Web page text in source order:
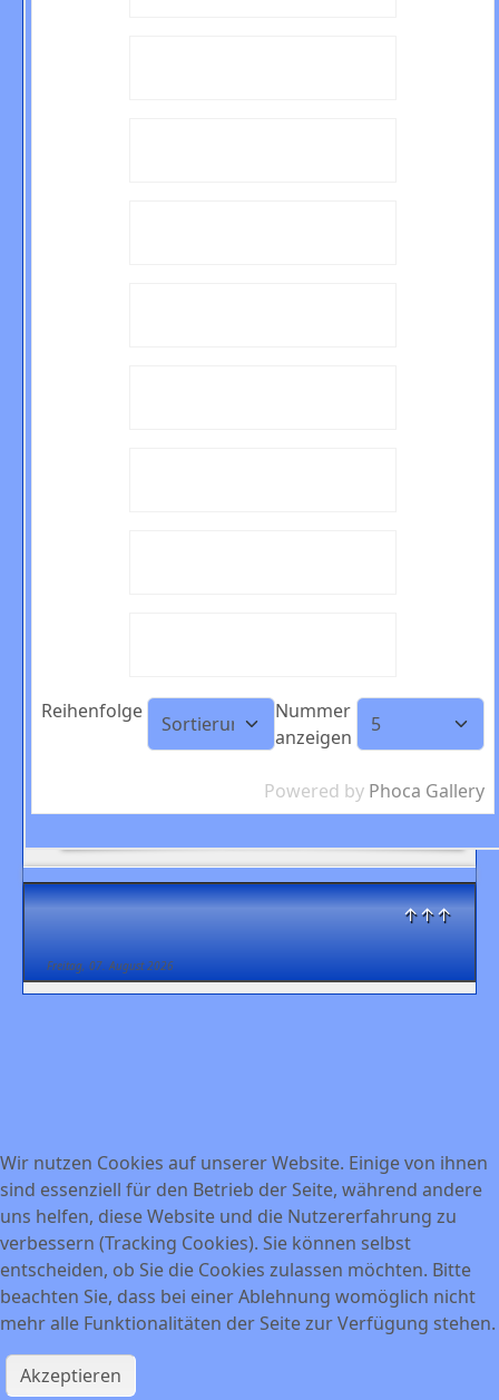
↑↑↑
Freitag, 07. August 2026
Reihenfolge
Nummer
anzeigen
Powered by Phoca Gallery
Wir nutzen Cookies auf unserer Website. Einige von ihnen
sind essenziell für den Betrieb der Seite, während andere
uns helfen, diese Website und die Nutzererfahrung zu
verbessern (Tracking Cookies). Sie können selbst
entscheiden, ob Sie die Cookies zulassen möchten. Bitte
beachten Sie, dass bei einer Ablehnung womöglich nicht
mehr alle Funktionalitäten der Seite zur Verfügung stehen.
Akzeptieren